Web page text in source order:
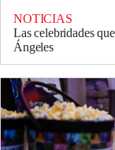
NOTICIAS
Las celebridades
Ángeles